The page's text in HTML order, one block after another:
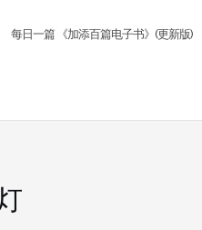
每日一篇 《加添百篇电子书》(更新版)